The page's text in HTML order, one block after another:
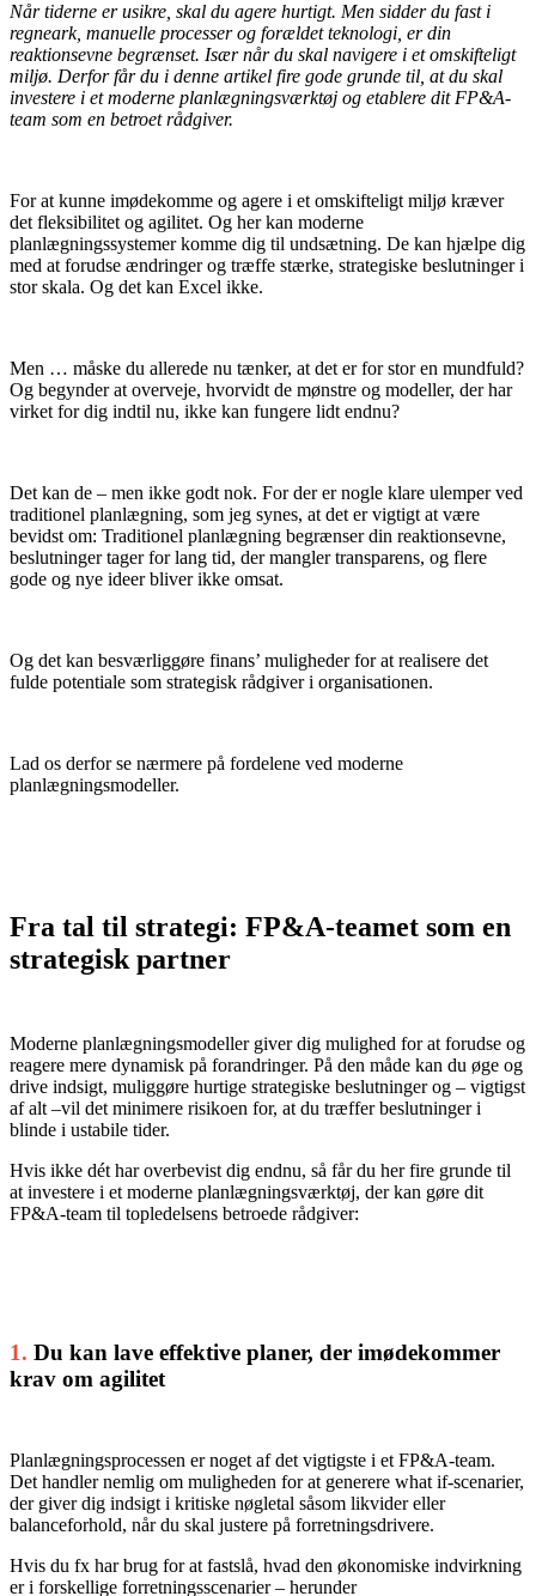
Når tiderne er usikre, skal du agere hurtigt. Men sidder du fast i
regneark, manuelle processer og forældet teknologi, er din
reaktionsevne begrænset. Især når du skal navigere i et omskifteligt
miljø. Derfor får du i denne artikel fire gode grunde til, at du skal
investere i et moderne planlægningsværktøj og etablere dit FP&A-
team som en betroet rådgiver.
For at kunne imødekomme og agere i et omskifteligt miljø kræver
det fleksibilitet og agilitet. Og her kan moderne
planlægningssystemer komme dig til undsætning. De kan hjælpe dig
med at forudse ændringer og træffe stærke, strategiske beslutninger i
stor skala. Og det kan Excel ikke.
Men … måske du allerede nu tænker, at det er for stor en mundfuld?
Og begynder at overveje, hvorvidt de mønstre og modeller, der har
virket for dig indtil nu, ikke kan fungere lidt endnu?
Det kan de – men ikke godt nok. For der er nogle klare ulemper ved
traditionel planlægning, som jeg synes, at det er vigtigt at være
bevidst om: Traditionel planlægning begrænser din reaktionsevne,
beslutninger tager for lang tid, der mangler transparens, og flere
gode og nye ideer bliver ikke omsat.
Og det kan besværliggøre finans’ muligheder for at realisere det
fulde potentiale som strategisk rådgiver i organisationen.
Lad os derfor se nærmere på fordelene ved moderne
planlægningsmodeller.
Fra tal til strategi: FP&A-teamet som en
strategisk partner
Moderne planlægningsmodeller giver dig mulighed for at forudse og
reagere mere dynamisk på forandringer. På den måde kan du øge og
drive indsigt, muliggøre hurtige strategiske beslutninger og – vigtigst
af alt –vil det minimere risikoen for, at du træffer beslutninger i
blinde i ustabile tider.
Hvis ikke dét har overbevist dig endnu, så får du her fire grunde til
at investere i et moderne planlægningsværktøj, der kan gøre dit
FP&A-team til topledelsens betroede rådgiver:
1. Du kan lave effektive planer, der imødekommer
krav om agilitet
Planlægningsprocessen er noget af det vigtigste i et FP&A-team.
Det handler nemlig om muligheden for at generere what if-scenarier,
der giver dig indsigt i kritiske nøgletal såsom likvider eller
balanceforhold, når du skal justere på forretningsdrivere.
Hvis du fx har brug for at fastslå, hvad den økonomiske indvirkning
er i forskellige forretningsscenarier – herunder